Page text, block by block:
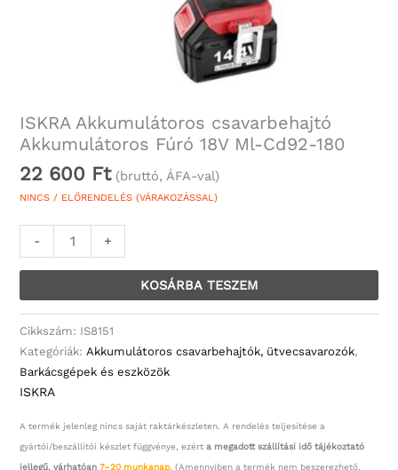
ISKRA Akkumulátoros csavarbehajtó
Akkumulátoros Fúró 18V Ml-Cd92-180
22 600 Ft (bruttó, ÁFA-val)
NINCS / ELŐRENDELÉS (VÁRAKOZÁSSAL)
- +
KOSÁRBA TESZEM
Cikkszám: IS8151
Kategóriák: Akkumulátoros csavarbehajtók, ütvecsavarozók,
Barkácsgépek és eszközök
ISKRA
A termék jelenleg nincs saját raktárkészleten. A rendelés teljesítése a
gyártói/beszállítói készlet függvénye, ezérta megadott szállítási idő tájékoztató
jellegű, várhatóan7–20 munkanap. (Amennyiben a termék nem beszerezhető,